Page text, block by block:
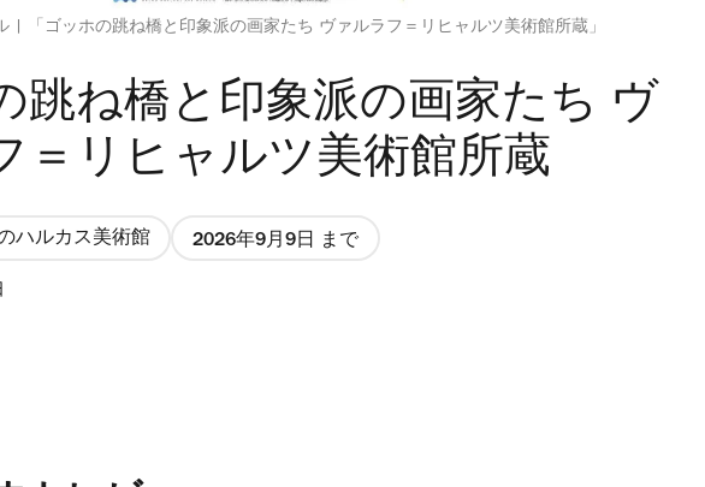
| 「ゴッホの跳ね橋と印象派の画家たち ヴァルラフ＝リヒャルツ美術館所蔵」
跳ね橋と印象派の画家たち ヴ
＝リヒャルツ美術館所蔵
ハルカス美術館 2026年9月9日 まで